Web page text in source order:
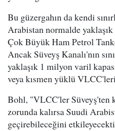
Bu güzergahın da kendi
Arabistan normalde
Çok Büyük Ham Petrol
Ancak Süveyş Kanalı'nın
yaklaşık 1 milyon varil
veya kısmen yüklü
Bohl, "VLCC'ler Süveyş'ten
zorunda kalırsa Suudi
geçirebileceğini